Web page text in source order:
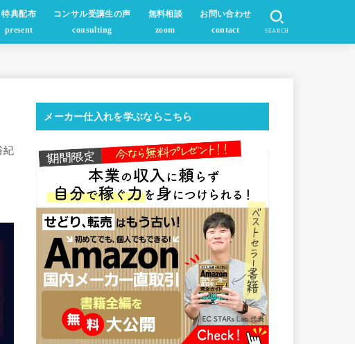
特典配布
present
コンサル受講生の声
consulting
無料相談
zoom
お問い合わせ
contact
SEARCH
紀
メーカー仕入れを学ぶならこちら